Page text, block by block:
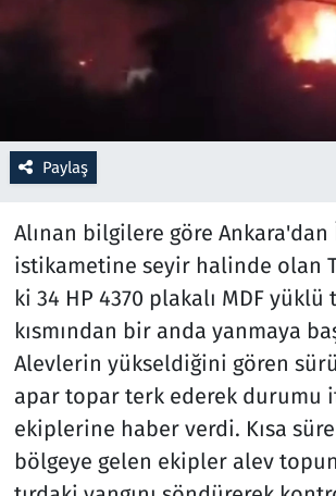
Paylaş
Alınan bilgilere göre
istikametine seyir halinde olan
ki 34 HP 4370 plakalı MDF yüklü
kısmından bir anda yanmaya
Alevlerin yükseldiğini gören
apar topar terk ederek durumu
ekiplerine haber verdi. Kısa
bölgeye gelen ekipler alev
Resmi İlanlar
Rüya Tabirleri
Savunma Sanayi
Seçim 2023
Spor
Teknoloji ve Bilim
Televizyon